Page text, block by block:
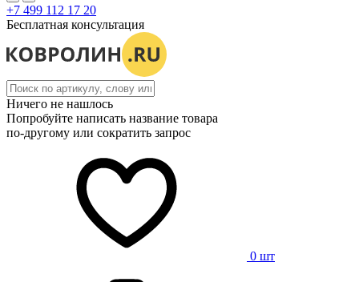
+7 499 112 17 20
Бесплатная консультация
Ничего не нашлось
Попробуйте написать название товара
по-другому или сократить запрос
0 шт